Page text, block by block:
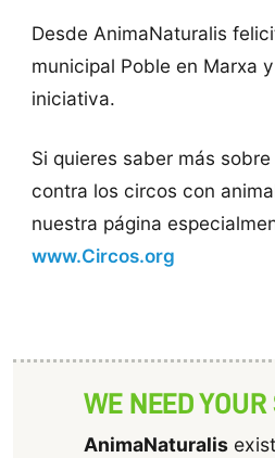
Desde AnimaNaturalis
municipal Poble en Marxa
iniciativa.
Si quieres saber más
contra los circos con
nuestra página
www.Circos.org
WE NEED
AnimaNaturalis